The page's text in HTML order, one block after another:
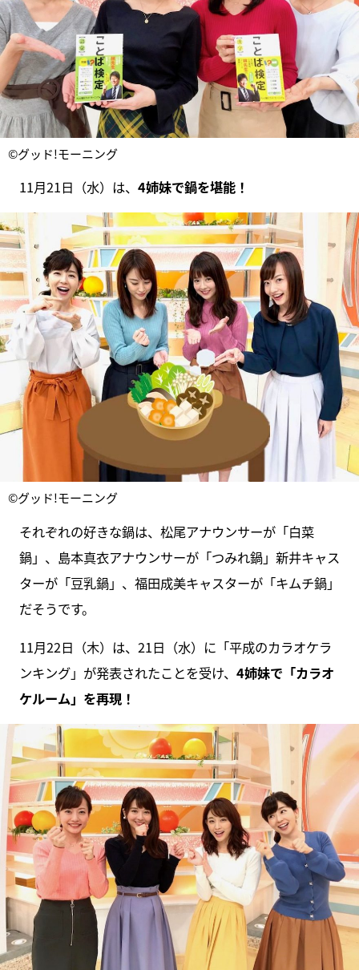
©グッド!モーニング
11月21日（水）は、 4姉妹で鍋を堪能！
©グッド!モーニング
それぞれの好きな鍋は、松尾アナウンサーが「白菜
鍋」、島本真衣アナウンサーが「つみれ鍋」新井キャス
ターが「豆乳鍋」、福田成美キャスターが「キムチ鍋」
だそうです。
11月22日（木）は、21日（水）に「平成のカラオケラ
ンキング」が発表されたことを受け、 4姉妹で「カラオ
ケルーム」を再現！